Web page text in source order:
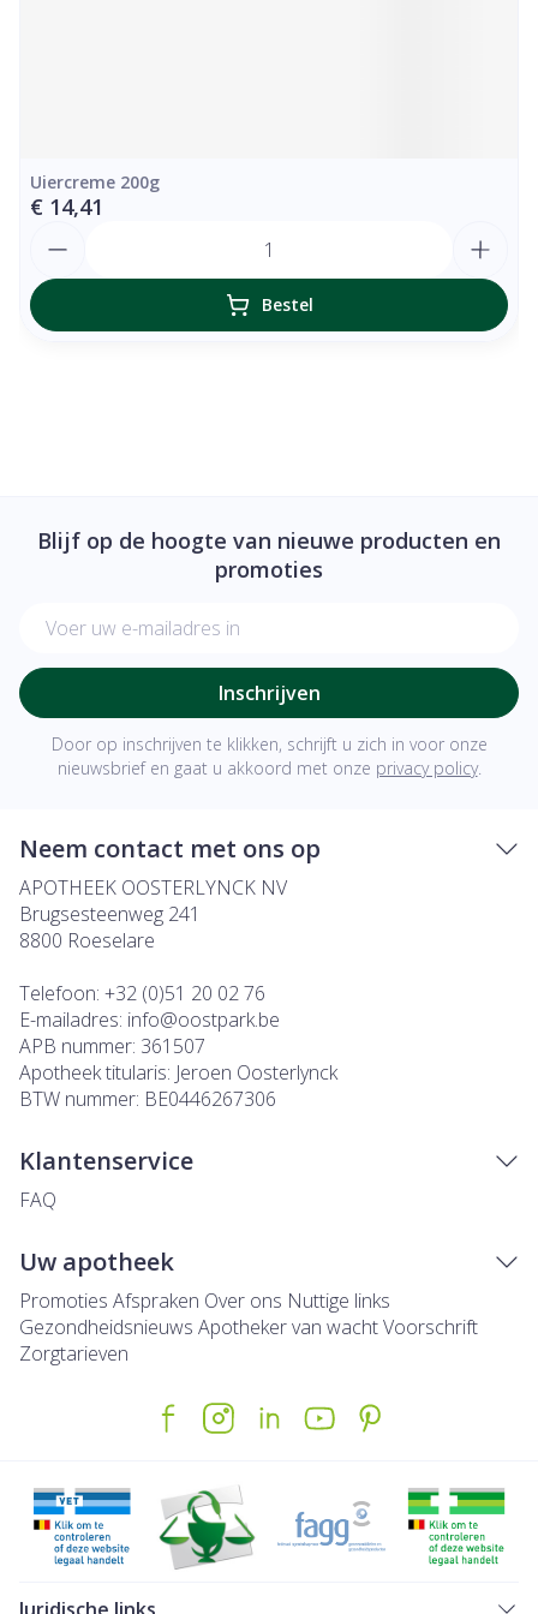
Uiercreme 200g
€ 14,41
Bestel
Blijf op de hoogte van nieuwe producten en
promoties
Inschrijven
Door op inschrijven te klikken, schrijft u zich in voor onze
nieuwsbrief en gaat u akkoord met onze privacy policy.
Neem contact met ons op
APOTHEEK OOSTERLYNCK NV
Brugsesteenweg 241
8800 Roeselare
Telefoon: +32 (0)51 20 02 76
E-mailadres: info@oostpark.be
APB nummer: 361507
Apotheek titularis: Jeroen Oosterlynck
BTW nummer: BE0446267306
Klantenservice
FAQ
Uw apotheek
Promoties Afspraken Over ons Nuttige links
Gezondheidsnieuws Apotheker van wachtVoorschrift
Zorgtarieven